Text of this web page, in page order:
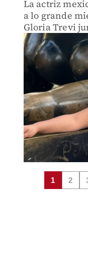
La actriz
a lo grande
Gloria Trevi
1 2